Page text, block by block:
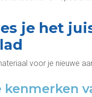
je het
voor je nieuwe
kenmerken